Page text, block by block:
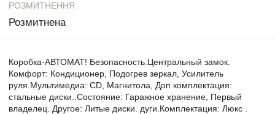
РОЗМИТНЕННЯ
Розмитнена
Коробка-АВТОМАТ! Безопасность:Центральный замок.
Комфорт: Кондиционер, Подогрев зеркал, Усилитель
руля.Мультимедиа: CD, Магнитола, Доп комплектация:
стальные диски..Состояние: Гаражное хранение, Первый
владелец. Другое: Литые диски. дуги.Комплектация: Люкс .